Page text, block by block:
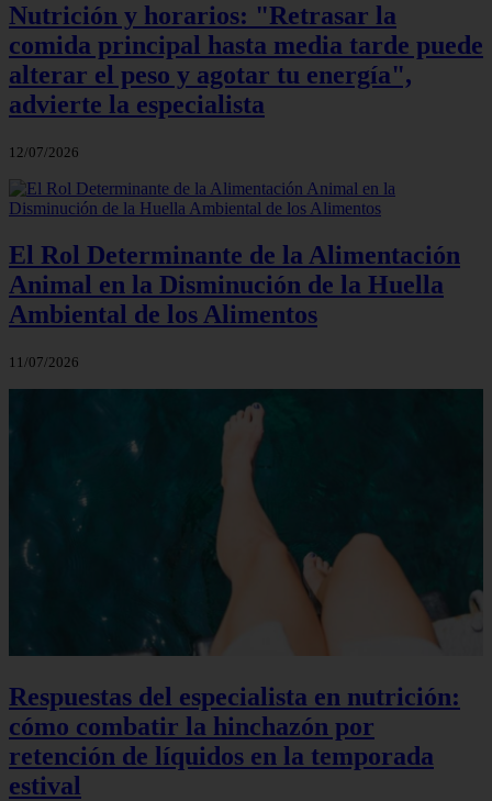
Nutrición y horarios: "Retrasar la
comida principal hasta media tarde puede
alterar el peso y agotar tu energía",
advierte la especialista
12/07/2026
El Rol Determinante de la Alimentación
Animal en la Disminución de la Huella
Ambiental de los Alimentos
11/07/2026
Respuestas del especialista en nutrición:
cómo combatir la hinchazón por
retención de líquidos en la temporada
estival